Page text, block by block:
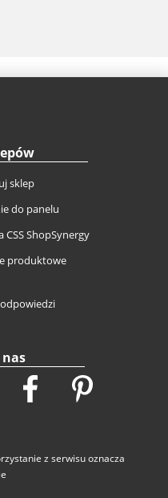
sklep
do panelu
CSS ShopSynergy
produktowe
z serwisu oznacza